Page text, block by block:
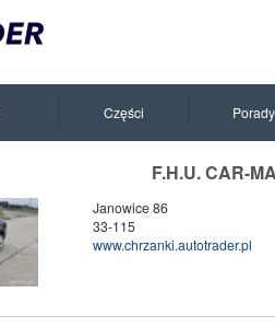
Części Porady
F.H.U. CAR-
Janowice 86
33-115
www.chrzanki.autotrader.pl